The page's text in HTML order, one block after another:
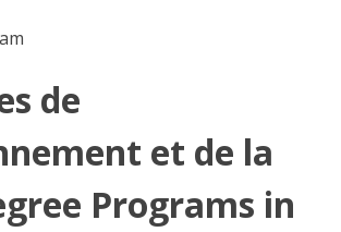
de
et de la
Programs in